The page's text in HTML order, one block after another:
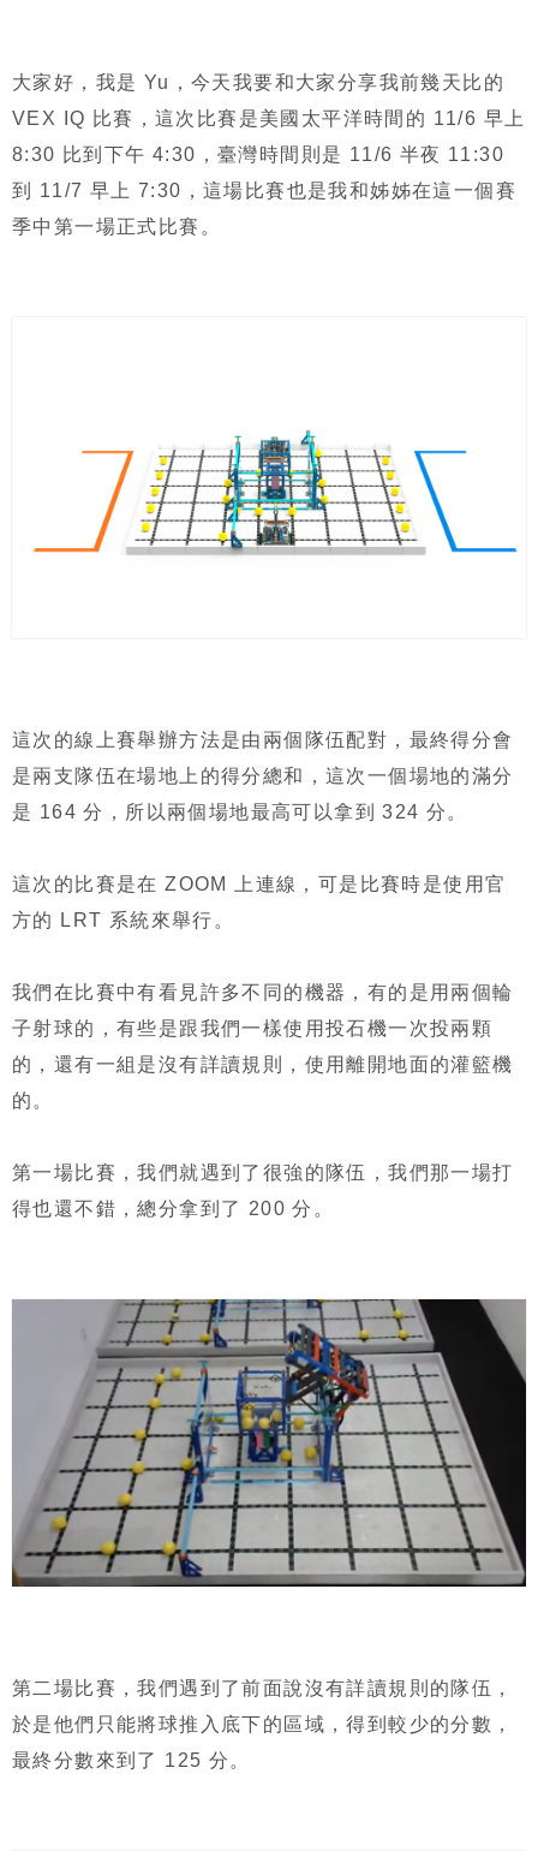
大家好，我是 Yu，今天我要和大家分享我前幾天比的
VEX IQ 比賽，這次比賽是美國太平洋時間的 11/6 早上
8:30 比到下午 4:30，臺灣時間則是 11/6 半夜 11:30
到 11/7 早上 7:30，這場比賽也是我和姊姊在這一個賽
季中第一場正式比賽。
這次的線上賽舉辦方法是由兩個隊伍配對，最終得分會
是兩支隊伍在場地上的得分總和，這次一個場地的滿分
是 164 分，所以兩個場地最高可以拿到 324 分。
這次的比賽是在 ZOOM 上連線，可是比賽時是使用官
方的 LRT 系統來舉行。
我們在比賽中有看見許多不同的機器，有的是用兩個輪
子射球的，有些是跟我們一樣使用投石機一次投兩顆
的，還有一組是沒有詳讀規則，使用離開地面的灌籃機
的。
第一場比賽，我們就遇到了很強的隊伍，我們那一場打
得也還不錯，總分拿到了 200 分。
第二場比賽，我們遇到了前面說沒有詳讀規則的隊伍，
於是他們只能將球推入底下的區域，得到較少的分數，
最終分數來到了 125 分。